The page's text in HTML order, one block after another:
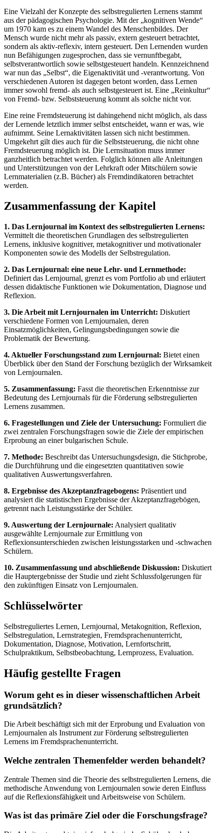
Eine Vielzahl der Konzepte des selbstregulierten Lernens stammt
aus der pädagogischen Psychologie. Mit der „kognitiven Wende“
um 1970 kam es zu einem Wandel des Menschenbildes. Der
Mensch wurde nicht mehr als passiv, extern gesteuert betrachtet,
sondern als aktiv-reflexiv, intern gesteuert. Den Lernenden wurden
nun Befähigungen zugesprochen, dass sie vernunftbegabt,
selbstverantwortlich sowie selbstgesteuert handeln. Kennzeichnend
war nun das „Selbst“, die Eigenaktivität und -verantwortung. Von
verschiedenen Autoren ist dagegen betont worden, dass Lernen
immer sowohl fremd- als auch selbstgesteuert ist. Eine „Reinkultur“
von Fremd- bzw. Selbststeuerung kommt als solche nicht vor.
Eine reine Fremdsteuerung ist dahingehend nicht möglich, als dass
der Lernende letztlich immer selbst entscheidet, wann er was, wie
aufnimmt. Seine Lernaktivitäten lassen sich nicht bestimmen.
Umgekehrt gilt dies auch für die Selbststeuerung, die nicht ohne
Fremdsteuerung möglich ist. Die Lernsituation muss immer
ganzheitlich betrachtet werden. Folglich können alle Anleitungen
und Unterstützungen von der Lehrkraft oder Mitschülern sowie
Lernmaterialien (z.B. Bücher) als Fremdindikatoren betrachtet
werden.
Zusammenfassung der Kapitel
1. Das Lernjournal im Kontext des selbstregulierten Lernens:
Vermittelt die theoretischen Grundlagen des selbstregulierten
Lernens, inklusive kognitiver, metakognitiver und motivationaler
Komponenten sowie des Modells der Selbstregulation.
2. Das Lernjournal: eine neue Lehr- und Lernmethode:
Definiert das Lernjournal, grenzt es vom Portfolio ab und erläutert
dessen didaktische Funktionen wie Dokumentation, Diagnose und
Reflexion.
3. Die Arbeit mit Lernjournalen im Unterricht: Diskutiert
verschiedene Formen von Lernjournalen, deren
Einsatzmöglichkeiten, Gelingungsbedingungen sowie die
Problematik der Bewertung.
4. Aktueller Forschungsstand zum Lernjournal: Bietet einen
Überblick über den Stand der Forschung bezüglich der Wirksamkeit
von Lernjournalen.
5. Zusammenfassung: Fasst die theoretischen Erkenntnisse zur
Bedeutung des Lernjournals für die Förderung selbstregulierten
Lernens zusammen.
6. Fragestellungen und Ziele der Untersuchung: Formuliert die
zwei zentralen Forschungsfragen sowie die Ziele der empirischen
Erprobung an einer bulgarischen Schule.
7. Methode: Beschreibt das Untersuchungsdesign, die Stichprobe,
die Durchführung und die eingesetzten quantitativen sowie
qualitativen Auswertungsverfahren.
8. Ergebnisse des Akzeptanzfragebogens: Präsentiert und
analysiert die statistischen Ergebnisse der Akzeptanzfragebögen,
getrennt nach Leistungsstärke der Schüler.
9. Auswertung der Lernjournale: Analysiert qualitativ
ausgewählte Lernjournale zur Ermittlung von
Reflexionsunterschieden zwischen leistungsstarken und -schwachen
Schülern.
10. Zusammenfassung und abschließende Diskussion: Diskutiert
die Hauptergebnisse der Studie und zieht Schlussfolgerungen für
den zukünftigen Einsatz von Lernjournalen.
Schlüsselwörter
Selbstreguliertes Lernen, Lernjournal, Metakognition, Reflexion,
Selbstregulation, Lernstrategien, Fremdsprachenunterricht,
Dokumentation, Diagnose, Motivation, Lernfortschritt,
Schulpraktikum, Selbstbeobachtung, Lernprozess, Evaluation.
Häufig gestellte Fragen
Worum geht es in dieser wissenschaftlichen Arbeit
grundsätzlich?
Die Arbeit beschäftigt sich mit der Erprobung und Evaluation von
Lernjournalen als Instrument zur Förderung selbstregulierten
Lernens im Fremdsprachenunterricht.
Welche zentralen Themenfelder werden behandelt?
Zentrale Themen sind die Theorie des selbstregulierten Lernens, die
methodische Anwendung von Lernjournalen sowie deren Einfluss
auf die Reflexionsfähigkeit und Arbeitsweise von Schülern.
Was ist das primäre Ziel oder die Forschungsfrage?